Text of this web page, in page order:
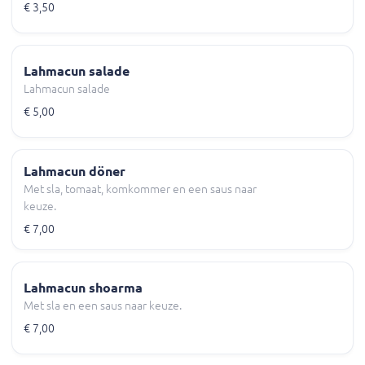
€ 3,50
Lahmacun salade
Lahmacun salade
€ 5,00
Lahmacun döner
Met sla, tomaat, komkommer en een saus naar
keuze.
€ 7,00
Lahmacun shoarma
Met sla en een saus naar keuze.
€ 7,00